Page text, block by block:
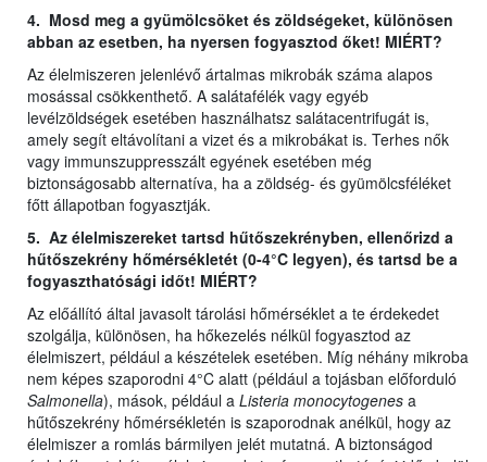
4. Mosd meg a gyümölcsöket és zöldségeket, különösen
abban az esetben, ha nyersen fogyasztod őket! MIÉRT?
Az élelmiszeren jelenlévő ártalmas mikrobák száma alapos
mosással csökkenthető. A salátafélék vagy egyéb
levélzöldségek esetében használhatsz salátacentrifugát is,
amely segít eltávolítani a vizet és a mikrobákat is. Terhes nők
vagy immunszuppresszált egyének esetében még
biztonságosabb alternatíva, ha a zöldség- és gyümölcsféléket
főtt állapotban fogyasztják.
5. Az élelmiszereket tartsd hűtőszekrényben, ellenőrizd a
hűtőszekrény hőmérsékletét (0-4°C legyen), és tartsd be a
fogyaszthatósági időt! MIÉRT?
Az előállító által javasolt tárolási hőmérséklet a te érdekedet
szolgálja, különösen, ha hőkezelés nélkül fogyasztod az
élelmiszert, például a készételek esetében. Míg néhány mikroba
nem képes szaporodni 4°C alatt (például a tojásban előforduló
Salmonella), mások, például a Listeria monocytogenes a
hűtőszekrény hőmérsékletén is szaporodnak anélkül, hogy az
élelmiszer a romlás bármilyen jelét mutatná. A biztonságod